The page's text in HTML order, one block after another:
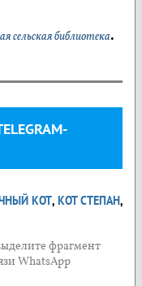
сельская библиотека.
КОТ, КОТ СТЕПАН,
фрагмент
WhatsApp